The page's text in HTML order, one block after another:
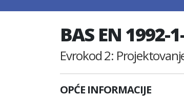
BAS EN 1992-
Evrokod 2:
OPĆE INFORMACIJE